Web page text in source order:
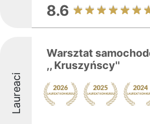
8.6
Laureaci
Warsztat
,, Kruszyńscy''